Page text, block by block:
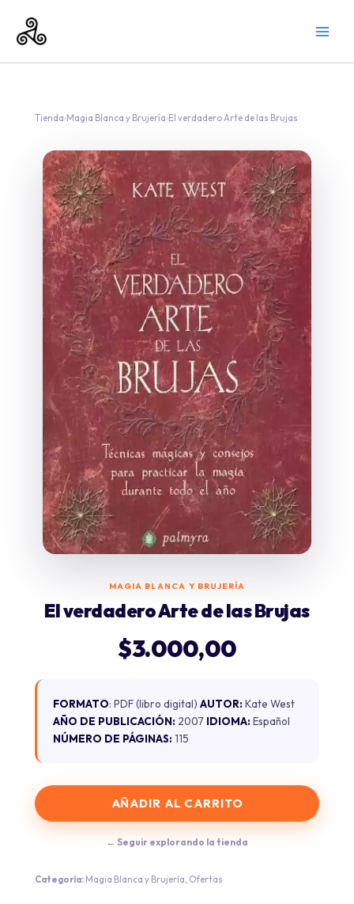
contenido
Tienda› Magia Blanca y Brujería› El verdadero Arte de las Brujas
MAGIA BLANCA Y BRUJERÍA
El verdadero Arte de las Brujas
$3.000,00
FORMATO: PDF (libro digital) AUTOR: Kate West
AÑO DE PUBLICACIÓN: 2007 IDIOMA: Español
NÚMERO DE PÁGINAS: 115
AÑADIR AL CARRITO
← Seguir explorando la tienda
Categoría: Magia Blanca y Brujería, Ofertas